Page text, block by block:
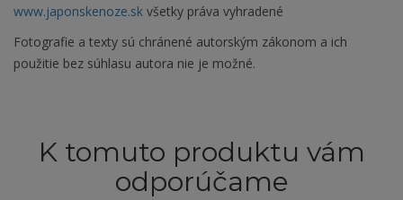
www.japonskenoze.sk všetky práva vyhradené
Fotografie a texty sú chránené autorským zákonom a ich
použitie bez súhlasu autora nie je možné.
K tomuto produktu vám
odporúčame